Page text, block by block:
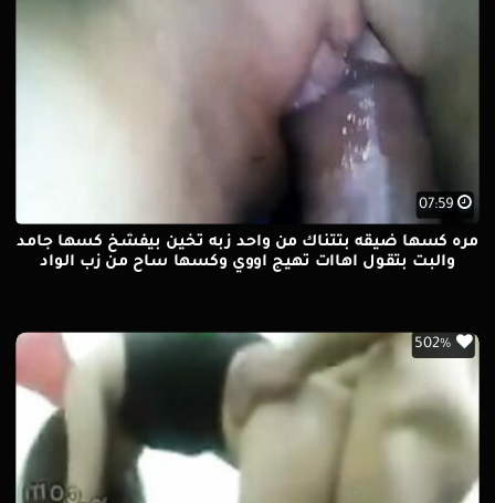
07:59
مره كسها ضيقه بتتناك من واحد زبه تخين بيفشخ كسها جامد
والبت بتقول اهاات تهيج اووي وكسها ساح من زب الواد
502%